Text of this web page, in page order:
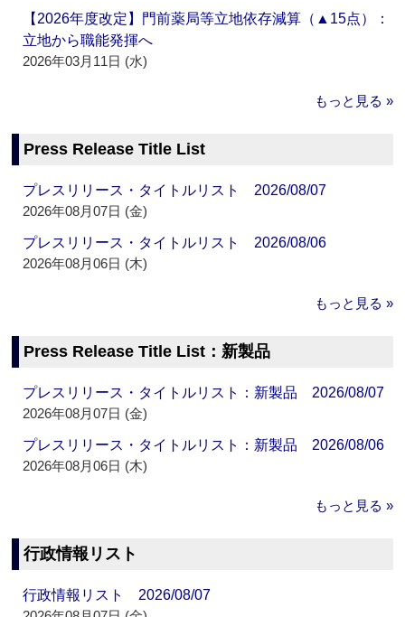
【2026年度改定】門前薬局等立地依存減算（▲15点）：
立地から職能発揮へ
2026年03月11日 (水)
もっと見る »
Press Release Title List
プレスリリース・タイトルリスト 2026/08/07
2026年08月07日 (金)
プレスリリース・タイトルリスト 2026/08/06
2026年08月06日 (木)
もっと見る »
Press Release Title List：新製品
プレスリリース・タイトルリスト：新製品 2026/08/07
2026年08月07日 (金)
プレスリリース・タイトルリスト：新製品 2026/08/06
2026年08月06日 (木)
もっと見る »
行政情報リスト
行政情報リスト 2026/08/07